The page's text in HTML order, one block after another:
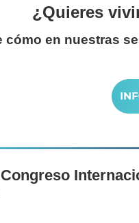
¿Quieres
cómo en nuestras